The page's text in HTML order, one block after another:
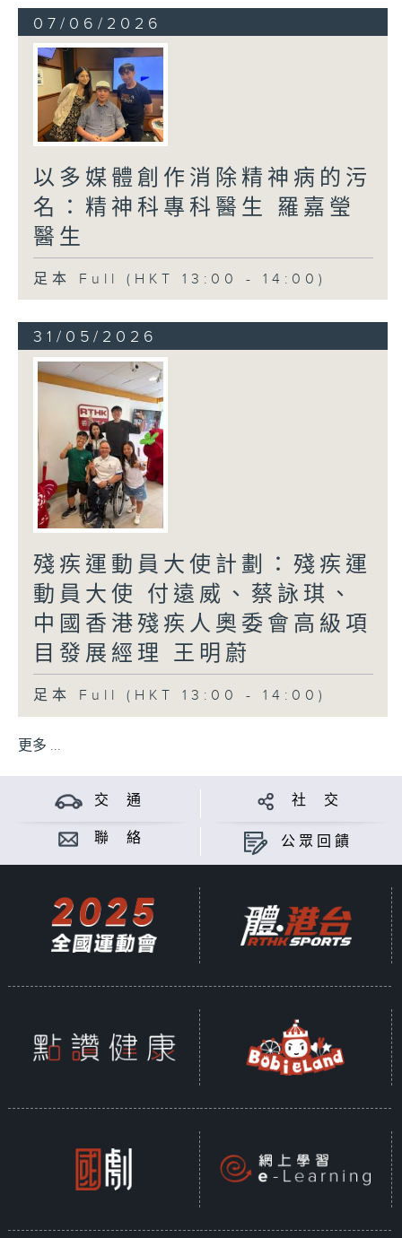
07/06/2026
以多媒體創作消除精神病的污
名：精神科專科醫生 羅嘉瑩
醫生
足本 Full (HKT 13:00 - 14:00)
31/05/2026
殘疾運動員大使計劃：殘疾運
動員大使 付遠威、蔡詠琪、
中國香港殘疾人奧委會高級項
目發展經理 王明蔚
足本 Full (HKT 13:00 - 14:00)
更多 ...
交 通 社 交
聯 絡 公眾回饋